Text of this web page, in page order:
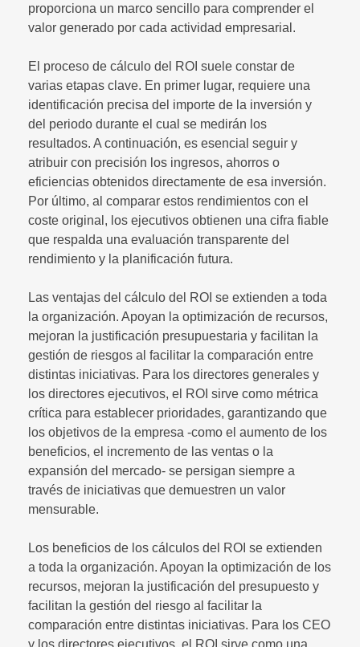
proporciona un marco sencillo para comprender el
valor generado por cada actividad empresarial.
El proceso de cálculo del ROI suele constar de
varias etapas clave. En primer lugar, requiere una
identificación precisa del importe de la inversión y
del periodo durante el cual se medirán los
resultados. A continuación, es esencial seguir y
atribuir con precisión los ingresos, ahorros o
eficiencias obtenidos directamente de esa inversión.
Por último, al comparar estos rendimientos con el
coste original, los ejecutivos obtienen una cifra fiable
que respalda una evaluación transparente del
rendimiento y la planificación futura.
Las ventajas del cálculo del ROI se extienden a toda
la organización. Apoyan la optimización de recursos,
mejoran la justificación presupuestaria y facilitan la
gestión de riesgos al facilitar la comparación entre
distintas iniciativas. Para los directores generales y
los directores ejecutivos, el ROI sirve como métrica
crítica para establecer prioridades, garantizando que
los objetivos de la empresa -como el aumento de los
beneficios, el incremento de las ventas o la
expansión del mercado- se persigan siempre a
través de iniciativas que demuestren un valor
mensurable.
Los beneficios de los cálculos del ROI se extienden
a toda la organización. Apoyan la optimización de los
recursos, mejoran la justificación del presupuesto y
facilitan la gestión del riesgo al facilitar la
comparación entre distintas iniciativas. Para los CEO
y los directores ejecutivos, el ROI sirve como una